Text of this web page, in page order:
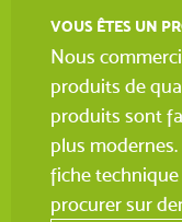
VOUS ÊTES UN
Nous
produits de
produits sont
plus
fiche
procurer sur